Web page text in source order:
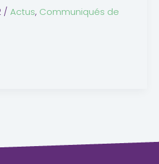
/ Actus, Communiqués de